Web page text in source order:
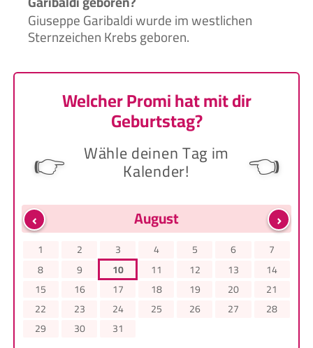
Giuseppe Garibaldi wurde im westlichen
Sternzeichen Krebs geboren.
Welcher Promi hat mit dir
Geburtstag?
👉 Wähle deinen Tag im
Kalender! 👈
‹ ›
August
1 2 3 4 5 6
7
8
9 10 11 12 13
14
15
16 17 18 19 20
21
22
23 24 25 26 27
28
29
30 31